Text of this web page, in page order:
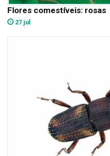
Flores comestíveis: rosas
27 jul